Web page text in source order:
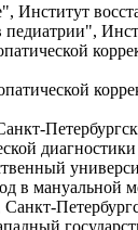
Институт
в мануальной